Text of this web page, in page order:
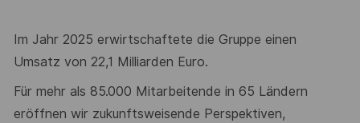
Im Jahr 2025 erwirtschaftete die Gruppe einen
Umsatz von 22,1 Milliarden Euro.
Für mehr als 85.000 Mitarbeitende in 65 Ländern
eröffnen wir zukunftsweisende Perspektiven,